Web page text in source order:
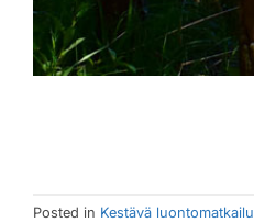
Posted in Kestävä luontomatkailu